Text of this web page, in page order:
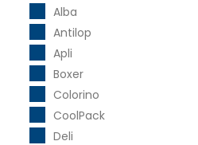
Alba
Antilop
Apli
Boxer
Colorino
CoolPack
Deli